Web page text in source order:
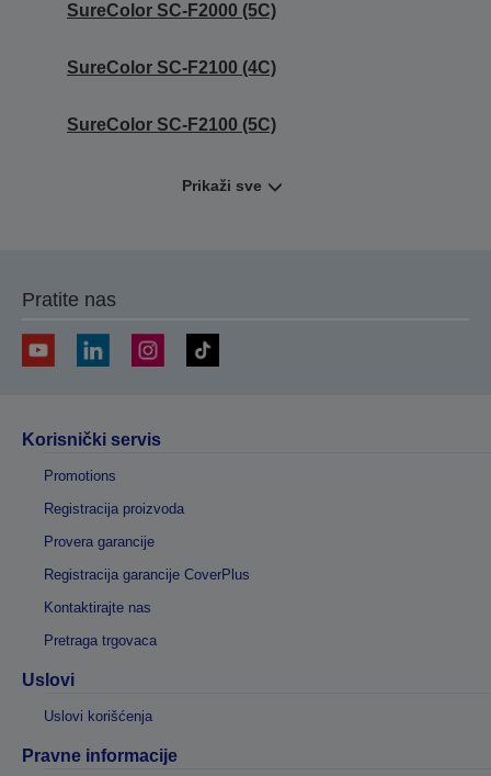
SureColor SC-F2000 (5C)
SureColor SC-F2100 (4C)
SureColor SC-F2100 (5C)
Prikaži sve
Pratite nas
Korisnički servis
Promotions
Registracija proizvoda
Provera garancije
Registracija garancije CoverPlus
Kontaktirajte nas
Pretraga trgovaca
Uslovi
Uslovi korišćenja
Pravne informacije